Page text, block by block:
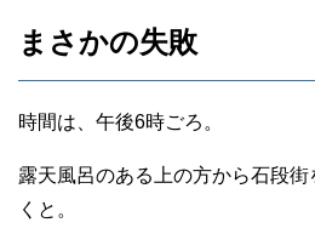
まさかの失敗
時間は、午後6時ごろ。
露天風呂のある上の方から石段
くと。